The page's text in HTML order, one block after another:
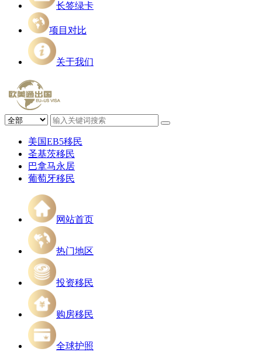
长签绿卡
项目对比
关于我们
美国EB5移民
圣基茨移民
巴拿马永居
葡萄牙移民
网站首页
热门地区
投资移民
购房移民
全球护照